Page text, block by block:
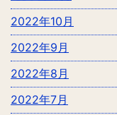
2022年10月
2022年9月
2022年8月
2022年7月